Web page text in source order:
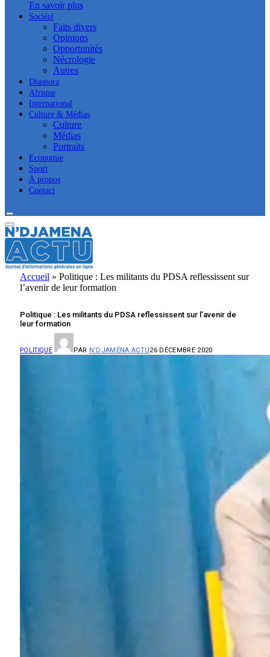
En savoir plus
Société
Faits divers
Opinions
Opportunités
Nécrologie
Autres
Diaspora
Afrique
International
Culture & Médias
Culture
Médias
Portraits
Economie
Sport
À propos
Contact
Accueil » Politique : Les militants du PDSA reflessissent sur
l’avenir de leur formation
Politique : Les militants du PDSA reflessissent sur l’avenir de
leur formation
POLITIQUE PAR N'DJAMÉNA ACTU26 DÉCEMBRE 2020